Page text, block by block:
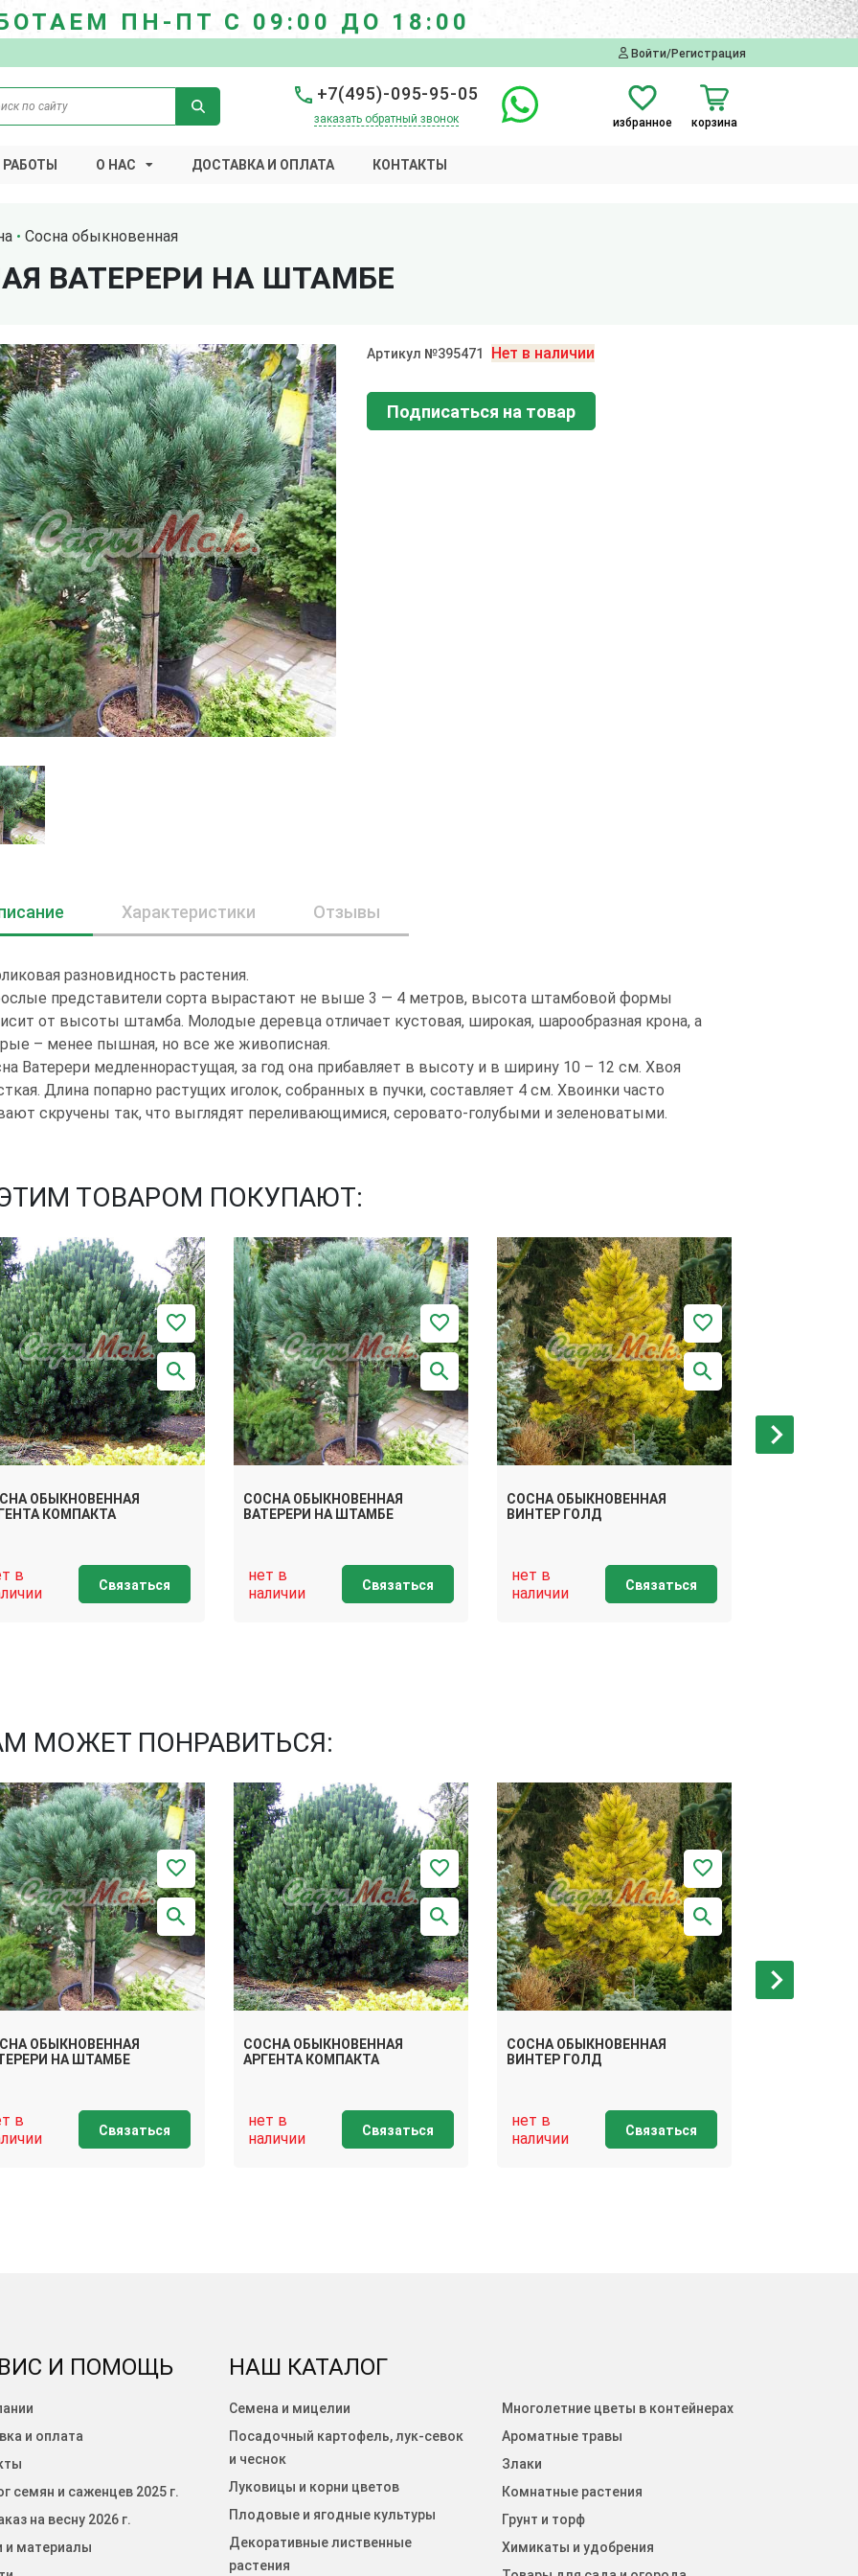
ПН-ПТ С 09:00 ДО 18:00
Войти/Регистрация
+7(495)-095-95-05
заказать обратный звонок избранное корзина
О НАС ДОСТАВКА И ОПЛАТА КОНТАКТЫ
Сосна обыкновенная
ВАТЕРЕРИ НА ШТАМБЕ
Артикул №395471 Нет в наличии
Подписаться на товар
Характеристики Отзывы
разновидность растения.
представители сорта вырастают не выше 3 — 4 метров, высота штамбовой формы
от высоты штамба. Молодые деревца отличает кустовая, широкая, шарообразная крона, а
– менее пышная, но все же живописная.
Ватерери медленнорастущая, за год она прибавляет в высоту и в ширину 10 – 12 см. Хвоя
Длина попарно растущих иголок, собранных в пучки, составляет 4 см. Хвоинки часто
скручены так, что выглядят переливающимися, серовато-голубыми и зеленоватыми.
ТОВАРОМ ПОКУПАЮТ:
ОБЫКНОВЕННАЯ
КОМПАКТА
в
Связаться
СОСНА ОБЫКНОВЕННАЯ
ВАТЕРЕРИ НА ШТАМБЕ
нет в
наличии
Связаться
СОСНА ОБЫКНОВЕННАЯ
ВИНТЕР ГОЛД
нет в
наличии
Связаться
МОЖЕТ ПОНРАВИТЬСЯ:
ОБЫКНОВЕННАЯ
НА ШТАМБЕ
в
Связаться
СОСНА ОБЫКНОВЕННАЯ
АРГЕНТА КОМПАКТА
нет в
наличии
Связаться
СОСНА ОБЫКНОВЕННАЯ
ВИНТЕР ГОЛД
нет в
наличии
Связаться
И ПОМОЩЬ
и оплата
семян и саженцев 2025 г.
на весну 2026 г.
и материалы
НАШ КАТАЛОГ
Семена и мицелии
Посадочный картофель, лук-севок
и чеснок
Луковицы и корни цветов
Плодовые и ягодные культуры
Декоративные лиственные
растения
Многолетние цветы в контейнерах
Ароматные травы
Злаки
Комнатные растения
Грунт и торф
Химикаты и удобрения